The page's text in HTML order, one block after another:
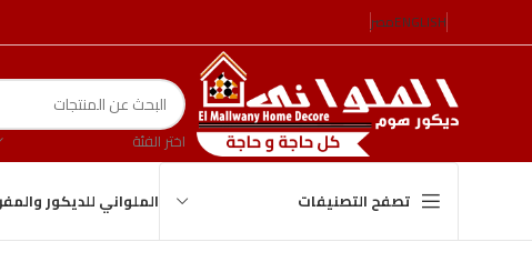
ENGLISHمصر
اختر الفئة
تصفح التصنيفات الملواني للديكور